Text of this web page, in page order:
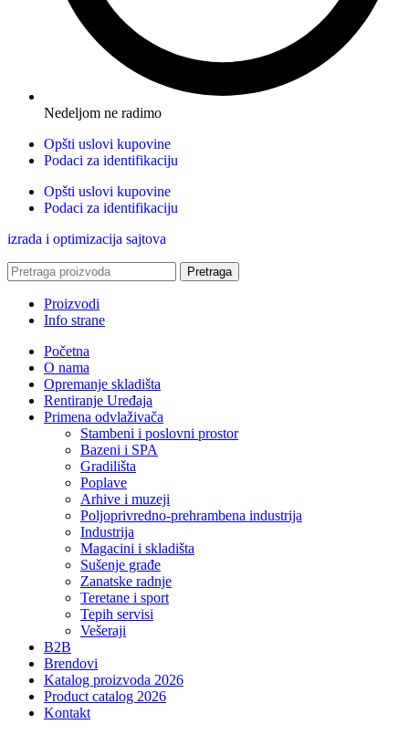
Nedeljom ne radimo
Opšti uslovi kupovine
Podaci za identifikaciju
Opšti uslovi kupovine
Podaci za identifikaciju
izrada i optimizacija sajtova
Pretraga
Proizvodi
Info strane
Početna
O nama
Opremanje skladišta
Rentiranje Uređaja
Primena odvlaživača
Stambeni i poslovni prostor
Bazeni i SPA
Gradilišta
Poplave
Arhive i muzeji
Poljoprivredno-prehrambena industrija
Industrija
Magacini i skladišta
Sušenje građe
Zanatske radnje
Teretane i sport
Tepih servisi
Vešeraji
B2B
Brendovi
Katalog proizvoda 2026
Product catalog 2026
Kontakt